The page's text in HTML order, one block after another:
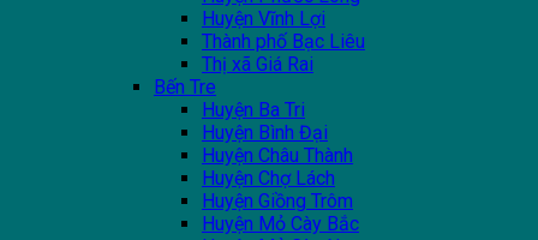
Huyện Vĩnh Lợi
Thành phố Bạc Liêu
Thị xã Giá Rai
Bến Tre
Huyện Ba Tri
Huyện Bình Đại
Huyện Châu Thành
Huyện Chợ Lách
Huyện Giồng Trôm
Huyện Mỏ Cày Bắc